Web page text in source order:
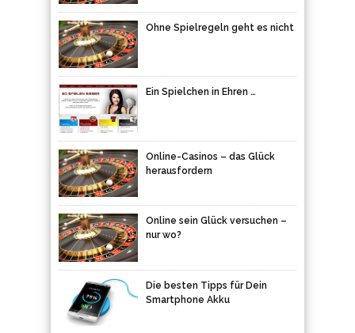
Ohne Spielregeln geht es nicht
Ein Spielchen in Ehren …
Online-Casinos – das Glück
herausfordern
Online sein Glück versuchen –
nur wo?
Die besten Tipps für Dein
Smartphone Akku